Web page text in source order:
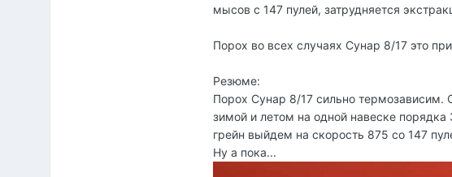
мысов с 147 пулей, затрудняется
Порох во всех случаях Сунар 8/17 это
Резюме:
Порох Сунар 8/17 сильно
зимой и летом на одной навеске
грейн выйдем на скорость 875 со 147
Ну а пока...